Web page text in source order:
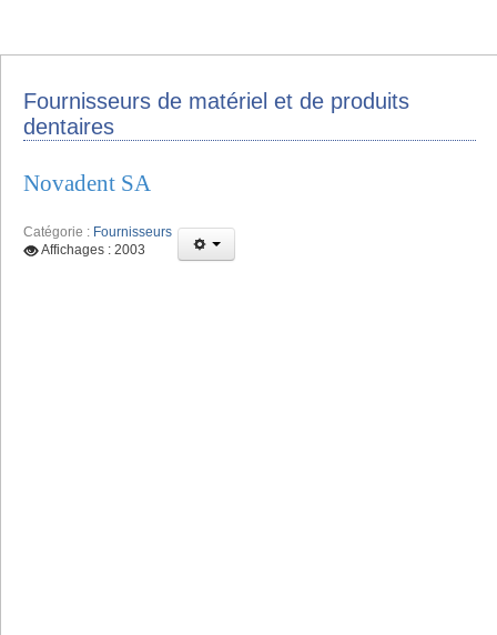
Fournisseurs de matériel et de produits
dentaires
Novadent SA
Catégorie : Fournisseurs
Affichages : 2003